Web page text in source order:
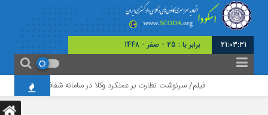
21:03:32 برابر با : 25 - صفر - 1448
فیلم/ سرنوشت نظارت بر عملکرد وکلا در سامانه شفافیت وکلا از زبان